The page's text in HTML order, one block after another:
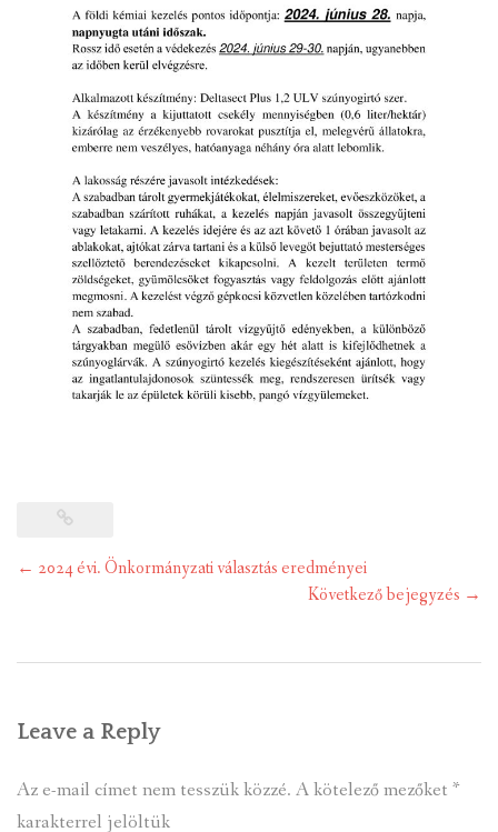
KAPCSOLAT
LETÖLTHETŐ NYOMTATVÁNYOK
VÁLASZTÁS 2026
TELEPÜLÉSIKÉPVISELŐI VAGYONNYILATKOZATOK – 2026.
ROMA NEMZETISÉGI ÖNKORMÁNYZATI KÉPVISELŐK
VAGYONNYILATKOZATA – 2026. ÉV
Post
← 2024 évi. Önkormányzati választás eredményei
Következő bejegyzés →
Leave a Reply
Az e-mail címet nem tesszük közzé. A kötelező mezőket *
karakterrel jelöltük